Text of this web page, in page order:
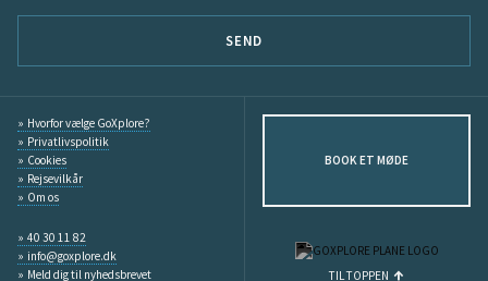
SEND
Hvorfor vælge GoXplore?
Privatlivspolitik
Cookies
Rejsevilkår
Om os
40 30 11 82
info@goxplore.dk
Meld dig til nyhedsbrevet
BOOK ET MØDE
TIL TOPPEN